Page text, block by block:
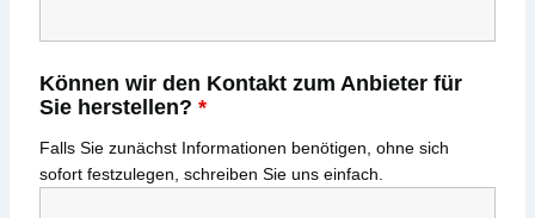
Können wir den Kontakt zum Anbieter für
Sie herstellen? *
Falls Sie zunächst Informationen benötigen, ohne sich
sofort festzulegen, schreiben Sie uns einfach.